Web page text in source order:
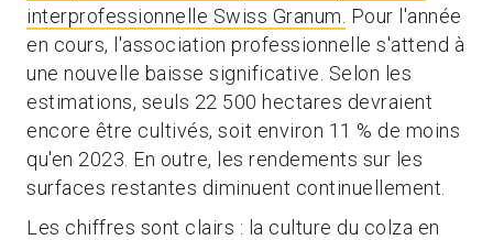
interprofessionnelle Swiss Granum. Pour l'année
en cours, l'association professionnelle s'attend à
une nouvelle baisse significative. Selon les
estimations, seuls 22 500 hectares devraient
encore être cultivés, soit environ 11 % de moins
qu'en 2023. En outre, les rendements sur les
surfaces restantes diminuent continuellement.
Les chiffres sont clairs : la culture du colza en